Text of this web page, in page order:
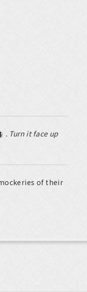
. Turn it face up
of their